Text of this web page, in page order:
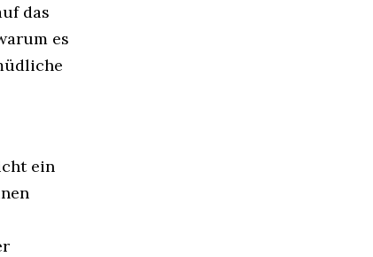
das
es
ein